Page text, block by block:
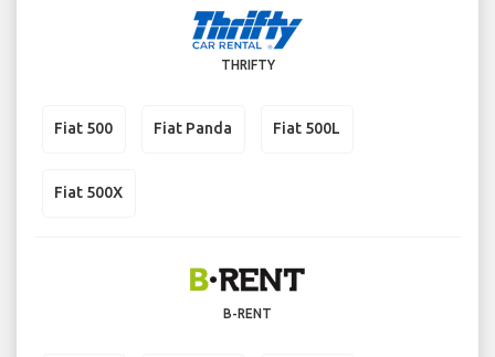
THRIFTY
Fiat 500 Fiat Panda Fiat 500L
Fiat 500X
B-RENT